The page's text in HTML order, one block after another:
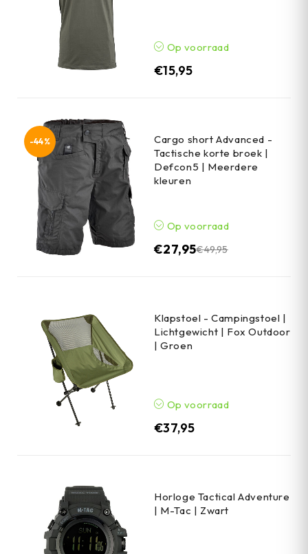
Op voorraad
€15,95
-44%
Cargo short Advanced -
Tactische korte broek |
Defcon5 | Meerdere
kleuren
Op voorraad
€49,95
€27,95
Klapstoel - Campingstoel |
Lichtgewicht | Fox Outdoor
| Groen
Op voorraad
€37,95
Horloge Tactical Adventure
| M-Tac | Zwart